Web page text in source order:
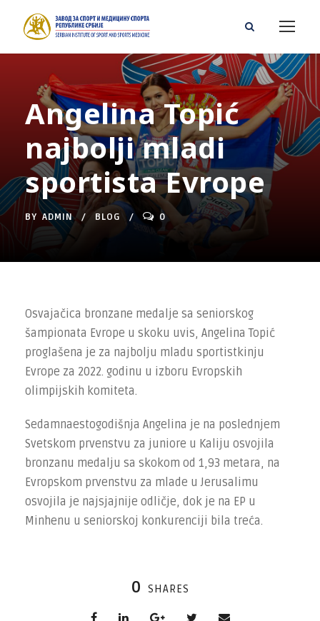
Angelina Topić
najbolji mladi
sportista Evrope
BY ADMIN BLOG 0
Osvajačica bronzane medalje sa seniorskog
šampionata Evrope u skoku uvis, Angelina Topić
proglašena je za najbolju mladu sportistkinju
Evrope za 2022. godinu u izboru Evropskih
olimpijskih komiteta.
Sedamnaestogodišnja Angelina je na poslednjem
Svetskom prvenstvu za juniore u Kaliju osvojila
bronzanu medalju sa skokom od 1,93 metara, na
Evropskom prvenstvu za mlade u Jerusalimu
osvojila je najsjajnije odličje, dok je na EP u
Minhenu u seniorskoj konkurenciji bila treća.
0 SHARES